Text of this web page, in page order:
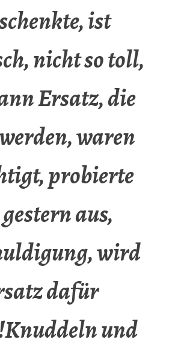
ist
nicht so toll,
Ersatz, die
waren
probierte
aus,
wird
dafür
und